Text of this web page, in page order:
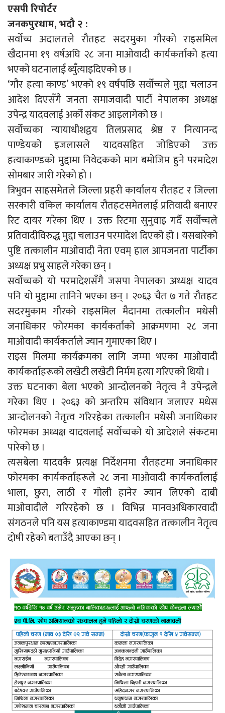
एसपी रिपोर्टर
जनकपुरधाम, भदौ २ :
सर्वोच्च अदालतले रौतहट सदरमुका गौरको राइसमिल
खैदानमा १९ वर्षअघि २८ जना माओवादी कार्यकर्ताको हत्या
भएको घटनालाई ब्युँत्याइदिएको छ ।
‘गौर हत्या काण्ड’ भएको १९ वर्षपछि सर्वोच्चले मुद्दा चलाउन
आदेश दिएसँगै जनता समाजवादी पार्टी नेपालका अध्यक्ष
उपेन्द्र यादवलाई अर्को संकट आइलागेको छ ।
सर्वोच्चका न्यायाधीशद्वय तिलप्रसाद श्रेष्ठ र नित्यानन्द
पाण्डेयको इजलासले यादवसहित जोडिएको उक्त
हत्याकाण्डको मुद्दामा निवेदकको माग बमोजिम हुने परमादेश
सोमबार जारी गरेको हो ।
त्रिभुवन साहसमेतले जिल्ला प्रहरी कार्यालय रौतहट र जिल्ला
सरकारी वकिल कार्यालय रौतहटसमेतलाई प्रतिवादी बनाएर
रिट दायर गरेका थिए । उक्त रिटमा सुनुवाइ गर्दै सर्वोच्चले
प्रतिवादीविरुद्ध मुद्दा चलाउन परमादेश दिएको हो । यसबारेको
पुष्टि तत्कालीन माओवादी नेता एवम् हाल आमजनता पार्टीका
अध्यक्ष प्रभु साहले गरेका छन् ।
सर्वोच्चको यो परमादेशसँगै जसपा नेपालका अध्यक्ष यादव
पनि यो मुद्दामा तानिने भएका छन् । २०६३ चैत ७ गते रौतहट
सदरमुकाम गौरको राइसमिल मैदानमा तत्कालीन मधेसी
जनाधिकार फोरमका कार्यकर्ताको आक्रमणमा २८ जना
माओवादी कार्यकर्ताले ज्यान गुमाएका थिए ।
राइस मिलमा कार्यक्रमका लागि जम्मा भएका माओवादी
कार्यकर्ताहरूको लखेटी लखेटी निर्मम हत्या गरिएको थियो ।
उक्त घटनाका बेला भएको आन्दोलनको नेतृत्व नै उपेन्द्रले
गरेका थिए । २०६३ को अन्तरिम संविधान जलाएर मधेस
आन्दोलनको नेतृत्व गरिरहेका तत्कालीन मधेसी जनाधिकार
फोरमका अध्यक्ष यादवलाई सर्वोच्चको यो आदेशले संकटमा
पारेको छ ।
त्यसबेला यादवकै प्रत्यक्ष निर्देशनमा रौतहटमा जनाधिकार
फोरमका कार्यकर्ताहरूले २८ जना माओवादी कार्यकर्तालाई
भाला, छुरा, लाठी र गोली हानेर ज्यान लिएको दाबी
माओवादीले गरिरहेको छ । विभिन्न मानवअधिकारवादी
संगठनले पनि यस हत्याकाण्डमा यादवसहित तत्कालीन नेतृत्व
दोषी रहेको बताउँदै आएका छन् ।